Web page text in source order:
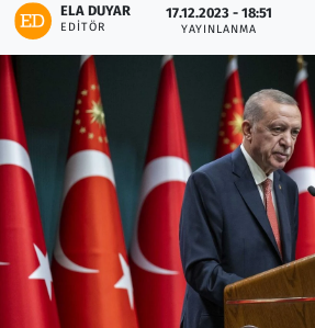
ELA DUYAR
EDITÖR
17.12.2023 - 18:51
YAYINLANMA
Oyun
Ramazan
Resmi İlanlar
Rüya Tabirleri
Sağlık
Savunma Sanayi